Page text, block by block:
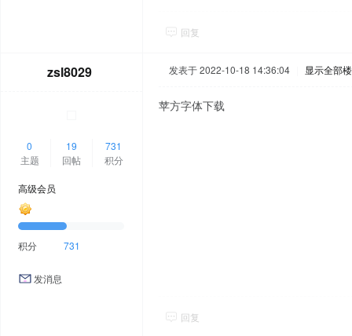
回复
zsl8029
0
主题
19
回帖
731
积分
高级会员
积分 731
发消息
发表于 2022-10-18 14:36:04 显示全部
苹方字体下载
回复